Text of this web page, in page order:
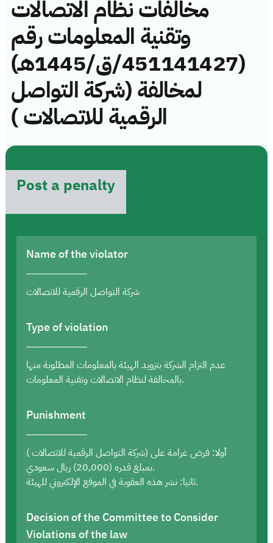
مخالفات نظام الاتصالات
وتقنية المعلومات رقم
(451141427/ق/1445هـ)
لمخالفة (شركة التواصل
الرقمية للاتصالات )
Post a penalty
Name of the violator
شركة التواصل الرقمية للاتصالات
Type of violation
عدم التزام الشركة بتزويد الهيئة بالمعلومات المطلوبة منها
بالمخالفة لنظام الاتصالات وتقنية المعلومات.
Punishment
أولا: فرض غرامة على (شركة التواصل الرقمية للاتصالات )
بمبلغ قدره (20,000) ريال سعودي.
ثانيا: نشر هذه العقوبة في الموقع الإلكتروني للهيئة.
Decision of the Committee to Consider
Violations of the law